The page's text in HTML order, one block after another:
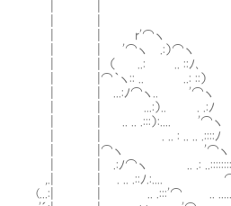
| | r'⌒ヽ
| | '⌒ヽ .:）⌒ヽ
| | （ ..: .. ::ﾉ､
| |⌒｀ヽ:: .. ..: ::）
| | ...:ﾉ⌒ヽ.. '⌒ヽ
| | ...:）..
| | .. .. .:::）
| | . .. : .. ..
| |⌒ヽ '⌒ヽ _
| | .:ﾉ⌒ヽ .. .:
,.| | . .. .::ﾉ.:.... ⌒ヽ
(...:| | .. .:::'⌒ .. .....::::ﾉ'⌒ヽ